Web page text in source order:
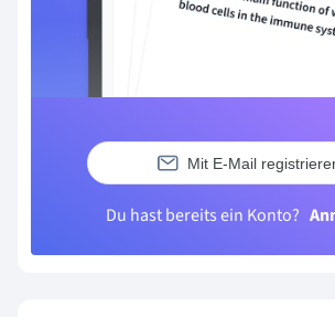
Mit E-Mail
Du hast bereits ein Konto?